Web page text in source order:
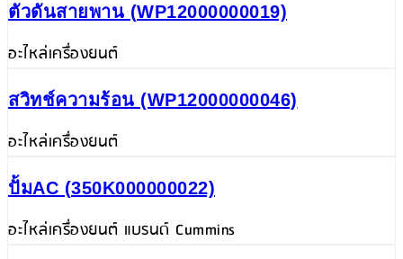
ตัวดันสายพาน (WP12000000019)
อะไหล่เครื่องยนต์
สวิทช์ความร้อน (WP12000000046)
อะไหล่เครื่องยนต์
ปั้มAC (350K000000022)
อะไหล่เครื่องยนต์ แบรนด์ Cummins